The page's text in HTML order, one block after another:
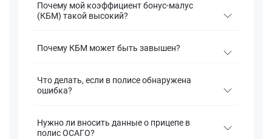
Почему мой коэффициент бонус‑малус
(КБМ) такой высокий?
Почему КБМ может быть завышен?
Что делать, если в полисе обнаружена
ошибка?
Нужно ли вносить данные о прицепе в
полис ОСАГО?